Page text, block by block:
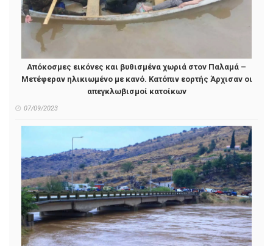
Απόκοσμες εικόνες και βυθισμένα χωριά στον Παλαμά –
Μετέφεραν ηλικιωμένο με κανό. Κατόπιν εορτής Άρχισαν οι
απεγκλωβισμοί κατοίκων
07/09/2023